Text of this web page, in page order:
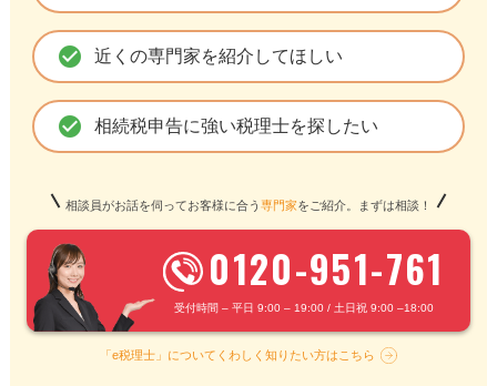
check_circle 近くの専門家を紹介してほしい
check_circle 相続税申告に強い税理士を探したい
相談員がお話を伺ってお客様に合う 専門家をご紹介。まずは相談！
0120-951-761
受付時間 – 平日 9:00 – 19:00 / 土日祝 9:00 –18:00
「e税理士」についてくわしく知りたい方はこちら